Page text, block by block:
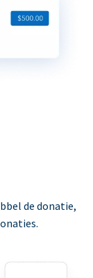
de donatie,